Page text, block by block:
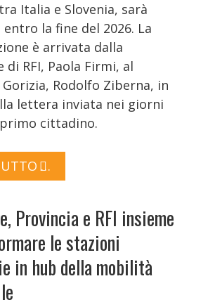
Italia e Slovenia, sarà
la fine del 2026. La
è arrivata dalla
di RFI, Paola Firmi, al
Rodolfo Ziberna, in
lettera inviata nei giorni
cittadino.
…
Provincia e RFI insieme
le stazioni
in hub della mobilità